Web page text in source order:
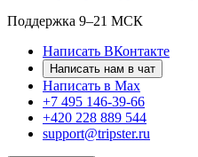
Поддержка 9–21 МСК
Написать ВКонтакте
Написать нам в чат
Написать в Max
+7 495 146-39-66
+420 228 889 544
support@tripster.ru